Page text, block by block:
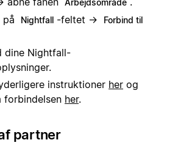
Arbejdsområde
på Nightfall -feltet →
Forbind til
dine Nightfall-
instruktioner her og
her.
partner